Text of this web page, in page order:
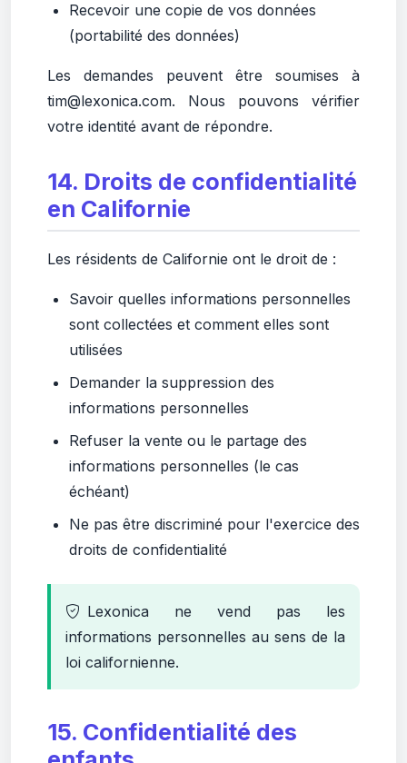
Recevoir une copie de vos données
(portabilité des données)
Les demandes peuvent être soumises à
tim@lexonica.com. Nous pouvons vérifier
votre identité avant de répondre.
14. Droits de confidentialité
en Californie
Les résidents de Californie ont le droit de :
Savoir quelles informations personnelles
sont collectées et comment elles sont
utilisées
Demander la suppression des
informations personnelles
Refuser la vente ou le partage des
informations personnelles (le cas
échéant)
Ne pas être discriminé pour l'exercice des
droits de confidentialité
Lexonica ne vend pas les
informations personnelles au sens de la
loi californienne.
15. Confidentialité des